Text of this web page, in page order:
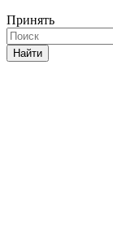
Принять
Найти